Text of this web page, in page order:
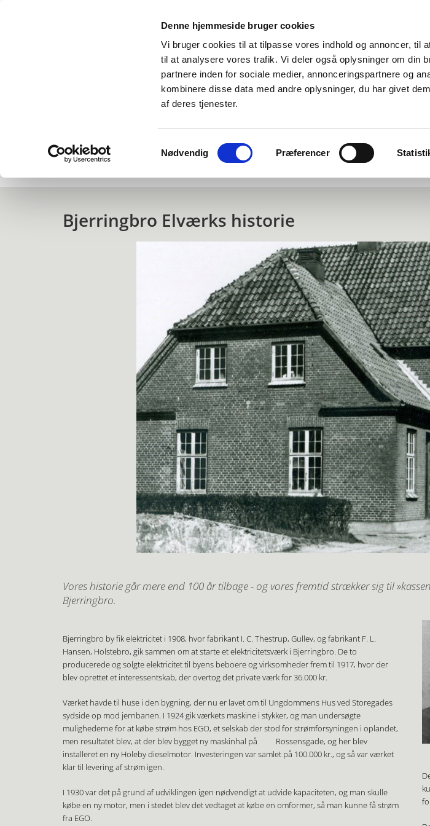
Denne hjemmeside bruger cookies
Vi bruger cookies til at tilpasse vores indhold og annoncer, til
til at analysere vores trafik. Vi deler også oplysninger om din
partnere inden for sociale medier, annonceringspartnere og
kombinere disse data med andre oplysninger, du har givet
af deres tjenester.
Nødvendig Præferencer
Forside Historie Vedtægter Projekter Bestyrelsen Ansøg
Bjerringbro Elværks historie
Vores historie går mere end 100 år tilbage - og vores fremtid strækker sig til
Bjerringbro.
Bjerringbro by fik elektricitet i 1908, hvor fabrikant I. C. Thestrup, Gullev, og fabrikant F. L.
Hansen, Holstebro, gik sammen om at starte et elektricitetsværk i Bjerringbro. De to
producerede og solgte elektri​citet til byens beboere og virksomheder frem til 1917, hvor der
blev oprettet et interessentskab, der overtog det private værk for 36.000 kr.
Værket havde til huse i den bygning, der nu er lavet om til Ungdommens Hus ved Storegades
sydside op mod jernbanen.​ I 1924 gik værkets maskine i stykker, og man undersøgte
mulighederne for at købe strøm hos EGO, et selskab der stod for strømforsyningen i oplandet,
men resultatet blev, at der blev bygget ny maskinhal på Rosse​nsgade, og her blev
installeret en ny Ho​leby dieselmotor. Investeringen var samlet på 100.000 kr., og så var værket
klar til levering af strøm igen.
I 1930 var det på grund af udviklingen igen nødvendigt at udvide kapaciteten, og man skulle
købe en ny motor, men i stedet blev det vedtaget at købe en omformer, så man kunne få strøm
fra E​GO.